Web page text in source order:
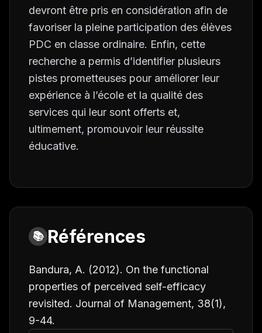
devront être pris en considération afin de
favoriser la pleine participation des élèves
PDC en classe ordinaire. Enfin, cette
recherche a permis d’identifier plusieurs
pistes prometteuses pour améliorer leur
expérience à l’école et la qualité des
services qui leur sont offerts et,
ultimement, promouvoir leur réussite
éducative.
📚 Références
Bandura, A. (2012). On the functional
properties of perceived self-efficacy
revisited. Journal of Management, 38(1),
9-44.